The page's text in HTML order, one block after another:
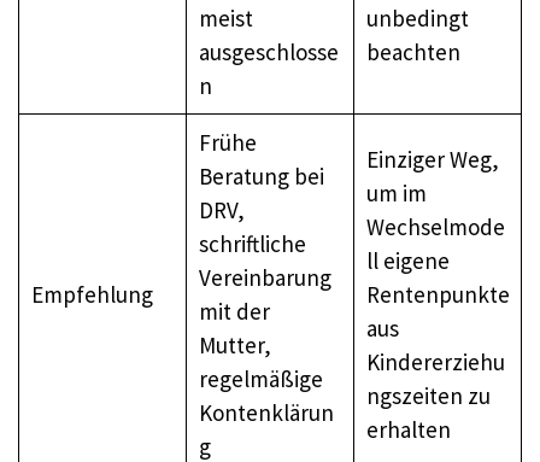
meist
ausgeschlosse
n
unbedingt
beachten
Empfehlung
Frühe
Beratung bei
DRV,
schriftliche
Vereinbarung
mit der
Mutter,
regelmäßige
Kontenklärun
g
Einziger Weg,
um im
Wechselmode
ll eigene
Rentenpunkte
aus
Kindererziehu
ngszeiten zu
erhalten